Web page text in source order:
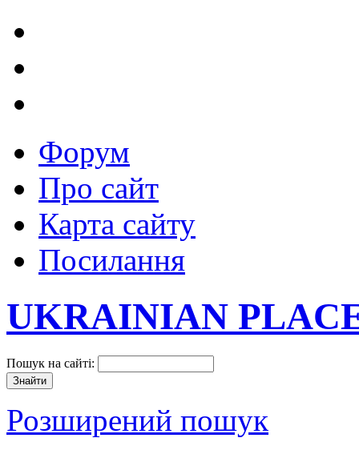
Форум
Про сайт
Карта сайту
Посилання
UKRAINIAN
Пошук на сайті:
Розширений пошук